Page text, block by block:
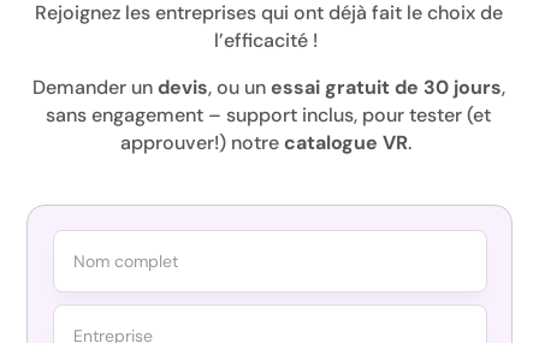
Rejoignez les entreprises qui ont déjà fait le choix de
l’efficacité !
Demander undevis, ou unessai gratuit de 30 jours,
sans engagement – support inclus, pour tester (et
approuver!) notrecatalogue VR.